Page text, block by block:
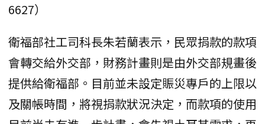
6627）
衛福部社工司科長朱若蘭表示，民眾捐款的款項
會轉交給外交部，財務計畫則是由外交部規畫後
提供給衛福部。目前並未設定賑災專戶的上限以
及關帳時間，將視捐款狀況決定，而款項的使用